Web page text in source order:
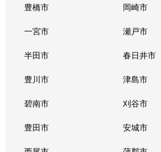
豊橋市 岡崎市
一宮市 瀬戸市
半田市 春日井市
豊川市 津島市
碧南市 刈谷市
豊田市 安城市